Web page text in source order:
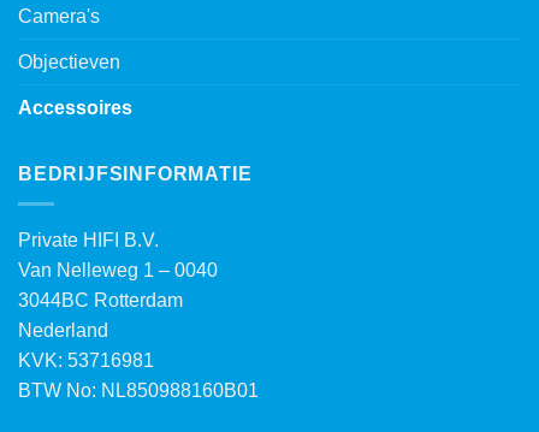
Camera's
Objectieven
Accessoires
BEDRIJFSINFORMATIE
Private HIFI B.V.
Van Nelleweg 1 – 0040
3044BC Rotterdam
Nederland
KVK: 53716981
BTW No: NL850988160B01